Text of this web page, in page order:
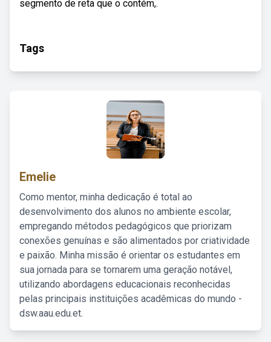
segmento de reta que o contém,.
Tags
Emelie
Como mentor, minha dedicação é total ao
desenvolvimento dos alunos no ambiente escolar,
empregando métodos pedagógicos que priorizam
conexões genuínas e são alimentados por criatividade
e paixão. Minha missão é orientar os estudantes em
sua jornada para se tornarem uma geração notável,
utilizando abordagens educacionais reconhecidas
pelas principais instituições acadêmicas do mundo -
dsw.aau.edu.et.